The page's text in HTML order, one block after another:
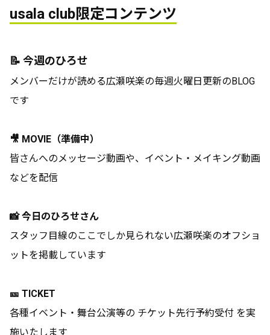
usala club限定コンテンツ
📝 今週のひろせ
メンバーだけが読める広瀬咲楽の毎週火曜日更新のBLOG
です
🎥 MOVIE（準備中）
皆さんへのメッセージ動画や、イベント・メイキング動画
などを配信
📸 今日のひろせさん
スタッフ目線のここでしか見られない広瀬咲楽のオフショ
ットを掲載しています
🎫 TICKET
各種イベント・舞台公演等の チケット先行予約受付 を実
施いたします